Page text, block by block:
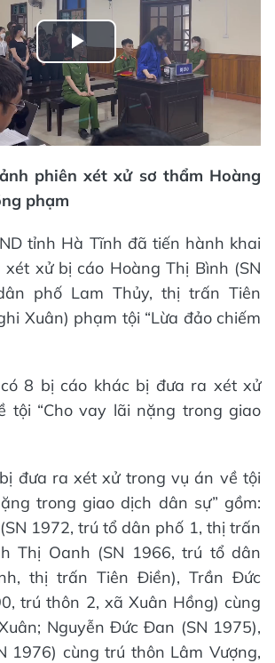
Play
Video
phiên xét xử sơ thẩm Hoàng
phạm
tỉnh Hà Tĩnh đã tiến hành khai
xử bị cáo Hoàng Thị Bình (SN
phố Lam Thủy, thị trấn Tiên
Xuân) phạm tội “Lừa đảo chiếm
8 bị cáo khác bị đưa ra xét xử
tội “Cho vay lãi nặng trong giao
đưa ra xét xử trong vụ án về tội
trong giao dịch dân sự” gồm:
1972, trú tổ dân phố 1, thị trấn
Thị Oanh (SN 1966, trú tổ dân
thị trấn Tiên Điền), Trần Đức
trú thôn 2, xã Xuân Hồng) cùng
Nguyễn Đức Đan (SN 1975),
1976) cùng trú thôn Lâm Vượng,